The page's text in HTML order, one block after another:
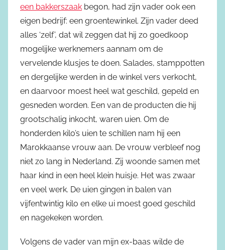
een bakkerszaak begon, had zijn vader ook een
eigen bedrijf: een groentewinkel. Zijn vader deed
alles ‘zelf’, dat wil zeggen dat hij zo goedkoop
mogelijke werknemers aannam om de
vervelende klusjes te doen. Salades, stamppotten
en dergelijke werden in de winkel vers verkocht,
en daarvoor moest heel wat geschild, gepeld en
gesneden worden. Een van de producten die hij
grootschalig inkocht, waren uien. Om de
honderden kilo’s uien te schillen nam hij een
Marokkaanse vrouw aan. De vrouw verbleef nog
niet zo lang in Nederland. Zij woonde samen met
haar kind in een heel klein huisje. Het was zwaar
en veel werk. De uien gingen in balen van
vijfentwintig kilo en elke ui moest goed geschild
en nagekeken worden.
Volgens de vader van mijn ex-baas wilde de